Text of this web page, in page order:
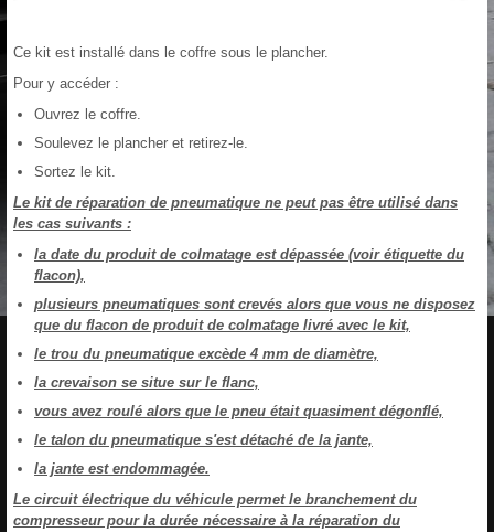
Ce kit est installé dans le coffre sous le plancher.
Pour y accéder :
Ouvrez le coffre.
Soulevez le plancher et retirez-le.
Sortez le kit.
Le kit de réparation de pneumatique ne peut pas être utilisé dans
les cas suivants :
la date du produit de colmatage est dépassée (voir étiquette du
flacon),
plusieurs pneumatiques sont crevés alors que vous ne disposez
que du flacon de produit de colmatage livré avec le kit,
le trou du pneumatique excède 4 mm de diamètre,
la crevaison se situe sur le flanc,
vous avez roulé alors que le pneu était quasiment dégonflé,
le talon du pneumatique s'est détaché de la jante,
la jante est endommagée.
Le circuit électrique du véhicule permet le branchement du
compresseur pour la durée nécessaire à la réparation du